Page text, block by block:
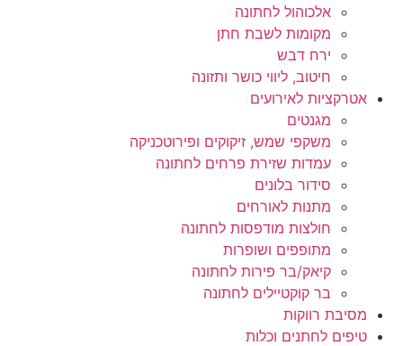
אלכוהול לחתונה
מקומות לשבת חתן
ירח דבש
חיטוב, ליווי כושר ותזונה
אטרקציות לאירועים
מגנטים
משקפי שמש, זיקוקים ופירוטכניקה
עמדות שזירת פרחים לחתונה
סידור בלונים
מתנות לאורחים
חולצות מודפסות לחתונה
מתופפים ושופרות
קיאק/בר פירות לחתונה
בר קוקטיילים לחתונה
מסיבת רווקות
טיפים לחתנים וכלות